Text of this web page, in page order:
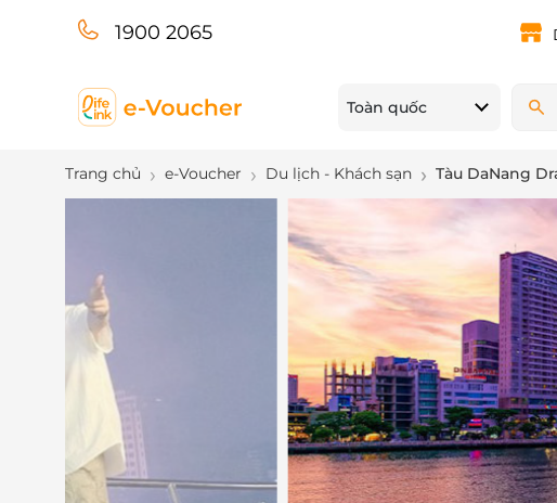
1900 2065
Toàn quốc
Trang chủ e-Voucher Du lịch - Khách sạn Tàu DaNang